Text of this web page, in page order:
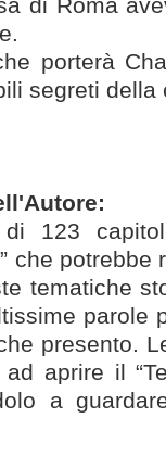
porterà
segreti della
123
che potrebbe
tematiche
parole
presento.
aprire il
a